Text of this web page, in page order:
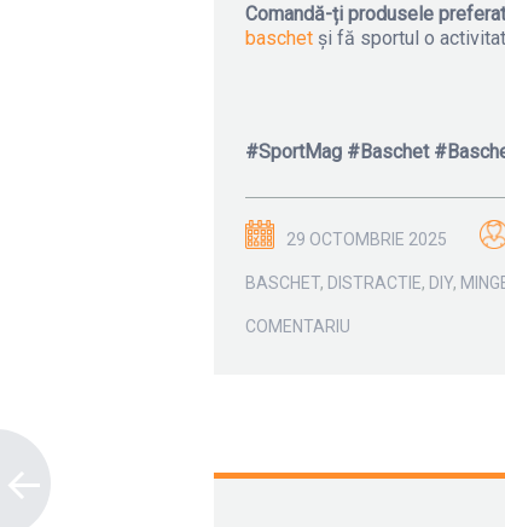
Comandă-ți produsele
baschet și fă sportul o
#SportMag #Baschet
29 OCTOMBRIE 2025
BASCHET, DISTRACTIE, DIY,
COMENTARIU